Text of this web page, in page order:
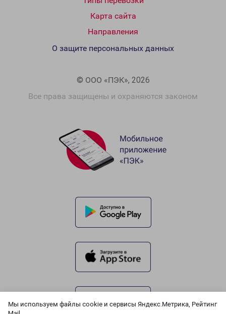
Мы используем файлы cookie и сервисы Яндекс.Метрика, Рейтинг
Карта сайта
Направления
© ООО «ПЭК», 2026
Все права защищены и охраняются законом
О защите персональных данных